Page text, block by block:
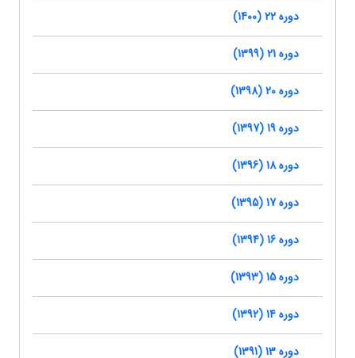
دوره 22 (1400)
دوره 21 (1399)
دوره 20 (1398)
دوره 19 (1397)
دوره 18 (1396)
دوره 17 (1395)
دوره 16 (1394)
دوره 15 (1393)
دوره 14 (1392)
دوره 13 (1391)